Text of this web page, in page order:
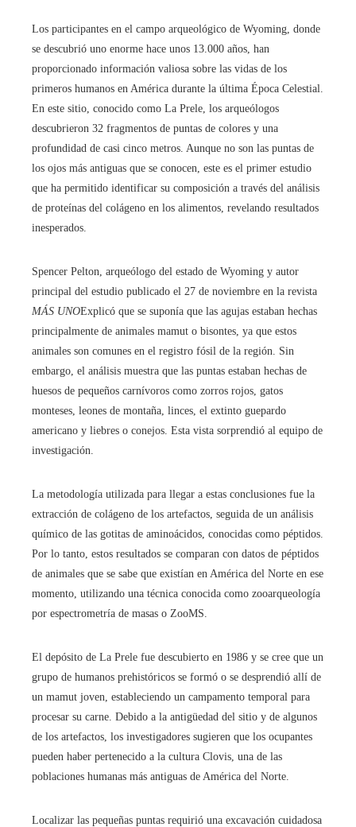
Los participantes en el campo arqueológico de Wyoming, donde
se descubrió uno enorme hace unos 13.000 años, han
proporcionado información valiosa sobre las vidas de los
primeros humanos en América durante la última Época Celestial.
En este sitio, conocido como La Prele, los arqueólogos
descubrieron 32 fragmentos de puntas de colores y una
profundidad de casi cinco metros. Aunque no son las puntas de
los ojos más antiguas que se conocen, este es el primer estudio
que ha permitido identificar su composición a través del análisis
de proteínas del colágeno en los alimentos, revelando resultados
inesperados.
Spencer Pelton, arqueólogo del estado de Wyoming y autor
principal del estudio publicado el 27 de noviembre en la revista
MÁS UNOExplicó que se suponía que las agujas estaban hechas
principalmente de animales mamut o bisontes, ya que estos
animales son comunes en el registro fósil de la región. Sin
embargo, el análisis muestra que las puntas estaban hechas de
huesos de pequeños carnívoros como zorros rojos, gatos
monteses, leones de montaña, linces, el extinto guepardo
americano y liebres o conejos. Esta vista sorprendió al equipo de
investigación.
La metodología utilizada para llegar a estas conclusiones fue la
extracción de colágeno de los artefactos, seguida de un análisis
químico de las gotitas de aminoácidos, conocidas como péptidos.
Por lo tanto, estos resultados se comparan con datos de péptidos
de animales que se sabe que existían en América del Norte en ese
momento, utilizando una técnica conocida como zooarqueología
por espectrometría de masas o ZooMS.
El depósito de La Prele fue descubierto en 1986 y se cree que un
grupo de humanos prehistóricos se formó o se desprendió allí de
un mamut joven, estableciendo un campamento temporal para
procesar su carne. Debido a la antigüedad del sitio y de algunos
de los artefactos, los investigadores sugieren que los ocupantes
pueden haber pertenecido a la cultura Clovis, una de las
poblaciones humanas más antiguas de América del Norte.
Localizar las pequeñas puntas requirió una excavación cuidadosa